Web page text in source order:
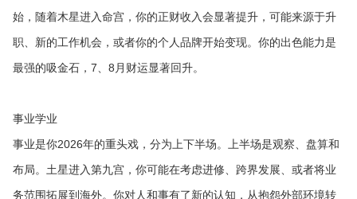
始，随着木星进入命宫，你的正财收入会显著提升，可能来源于升
职、新的工作机会，或者你的个人品牌开始变现。你的出色能力是
最强的吸金石，7、8月财运显著回升。
事业学业
事业是你2026年的重头戏，分为上下半场。上半场是观察、盘算和
布局。土星进入第九宫，你可能在考虑进修、跨界发展、或者将业
务范围拓展到海外。你对人和事有了新的认知，从抱怨外部环境转